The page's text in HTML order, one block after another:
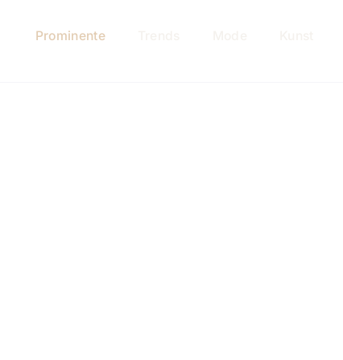
Prominente